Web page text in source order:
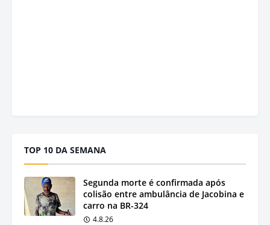
TOP 10 DA SEMANA
Segunda morte é confirmada após
colisão entre ambulância de Jacobina e
carro na BR-324
4.8.26